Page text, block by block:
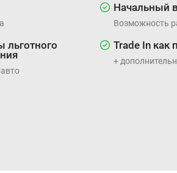
Начальный
Возможность
льготного
Trade In как
+